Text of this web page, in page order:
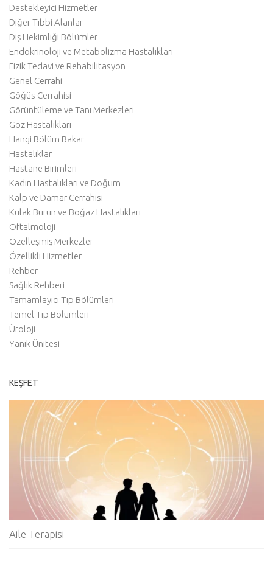
Destekleyici Hizmetler
Diğer Tıbbi Alanlar
Diş Hekimliği Bölümler
Endokrinoloji ve Metabolizma Hastalıkları
Fizik Tedavi ve Rehabilitasyon
Genel Cerrahi
Göğüs Cerrahisi
Görüntüleme ve Tanı Merkezleri
Göz Hastalıkları
Hangi Bölüm Bakar
Hastalıklar
Hastane Birimleri
Kadın Hastalıkları ve Doğum
Kalp ve Damar Cerrahisi
Kulak Burun ve Boğaz Hastalıkları
Oftalmoloji
Özelleşmiş Merkezler
Özellikli Hizmetler
Rehber
Sağlık Rehberi
Tamamlayıcı Tıp Bölümleri
Temel Tıp Bölümleri
Üroloji
Yanık Ünitesi
KEŞFET
Aile Terapisi